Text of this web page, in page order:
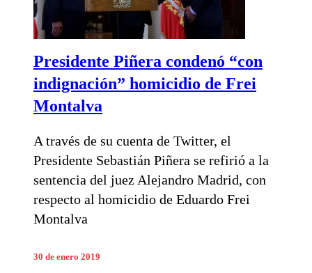
Presidente Piñera condenó “con
indignación” homicidio de Frei
Montalva
A través de su cuenta de Twitter, el
Presidente Sebastián Piñera se refirió a la
sentencia del juez Alejandro Madrid, con
respecto al homicidio de Eduardo Frei
Montalva
30 de enero 2019